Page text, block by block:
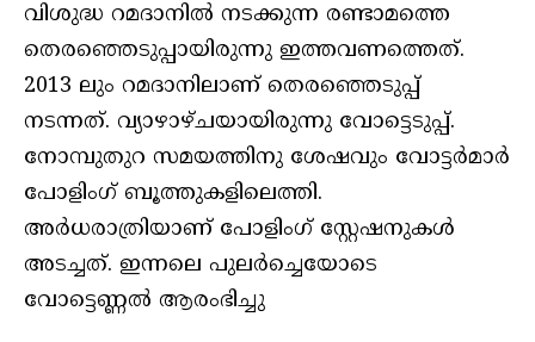
വിശുദ്ധ റമദാനിൽ നടക്കുന്ന രണ്ടാമത്തെ
തെരഞ്ഞെടുപ്പായിരുന്നു ഇത്തവണത്തെത്.
2013 ലും റമദാനിലാണ് തെരഞ്ഞെടുപ്പ്
നടന്നത്. വ്യാഴാഴ്ചയായിരുന്നു വോട്ടെടുപ്പ്.
നോമ്പുതുറ സമയത്തിനു ശേഷവും വോട്ടർമാർ
പോളിംഗ് ബൂത്തുകളിലെത്തി.
അർധരാത്രിയാണ് പോളിംഗ് സ്റ്റേഷനുകൾ
അടച്ചത്. ഇന്നലെ പുലർച്ചെയോടെ
വോട്ടെണ്ണൽ ആരംഭിച്ചു